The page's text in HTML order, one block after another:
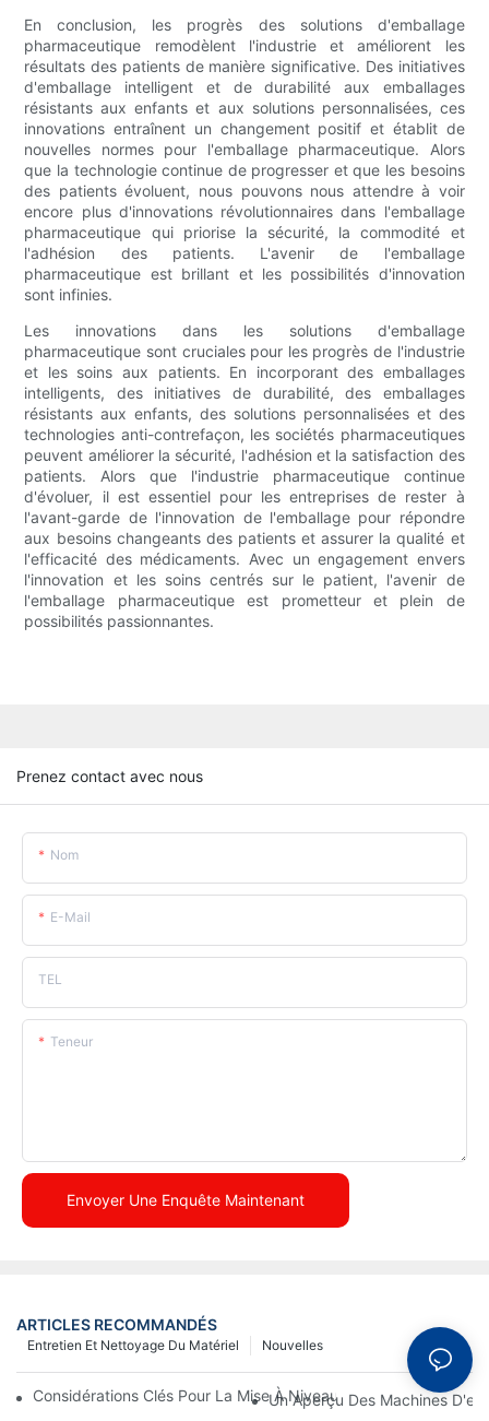
En conclusion, les progrès des solutions d'emballage
pharmaceutique remodèlent l'industrie et améliorent les
résultats des patients de manière significative. Des initiatives
d'emballage intelligent et de durabilité aux emballages
résistants aux enfants et aux solutions personnalisées, ces
innovations entraînent un changement positif et établit de
nouvelles normes pour l'emballage pharmaceutique. Alors
que la technologie continue de progresser et que les besoins
des patients évoluent, nous pouvons nous attendre à voir
encore plus d'innovations révolutionnaires dans l'emballage
pharmaceutique qui priorise la sécurité, la commodité et
l'adhésion des patients. L'avenir de l'emballage
pharmaceutique est brillant et les possibilités d'innovation
sont infinies.
Les innovations dans les solutions d'emballage
pharmaceutique sont cruciales pour les progrès de l'industrie
et les soins aux patients. En incorporant des emballages
intelligents, des initiatives de durabilité, des emballages
résistants aux enfants, des solutions personnalisées et des
technologies anti-contrefaçon, les sociétés pharmaceutiques
peuvent améliorer la sécurité, l'adhésion et la satisfaction des
patients. Alors que l'industrie pharmaceutique continue
d'évoluer, il est essentiel pour les entreprises de rester à
l'avant-garde de l'innovation de l'emballage pour répondre
aux besoins changeants des patients et assurer la qualité et
l'efficacité des médicaments. Avec un engagement envers
l'innovation et les soins centrés sur le patient, l'avenir de
l'emballage pharmaceutique est prometteur et plein de
possibilités passionnantes.
Prenez contact avec nous
Nom
E-Mail
TEL
Teneur
Envoyer Une Enquête Maintenant
ARTICLES RECOMMANDÉS
Nouvelles
Entretien Et Nettoyage Du Matériel
Considérations Clés Pour La Mise À Niveau Des Machines
Un Aperçu Des Machines